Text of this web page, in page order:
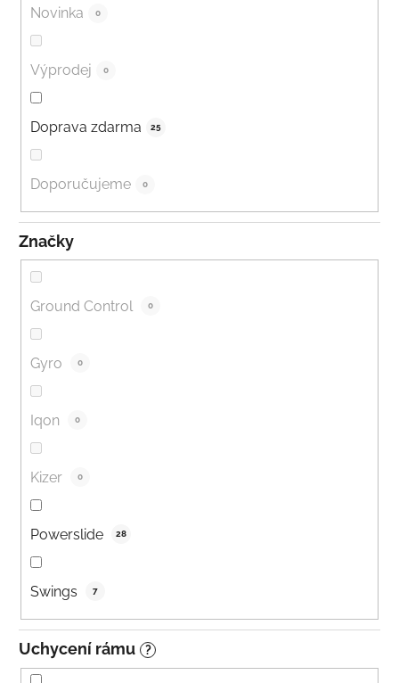
Novinka 0
Výprodej 0
Doprava zdarma 25
Doporučujeme 0
Značky
Ground Control 0
Gyro 0
Iqon 0
Kizer 0
Powerslide 28
Swings 7
Uchycení rámu ?